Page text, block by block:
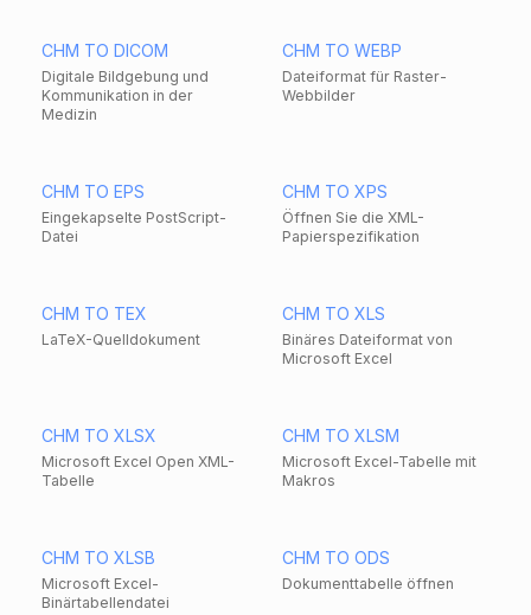
CHM TO DICOM
Digitale Bildgebung und
Kommunikation in der
Medizin
CHM TO WEBP
Dateiformat für Raster-
Webbilder
CHM TO EPS
Eingekapselte PostScript-
Datei
CHM TO XPS
Öffnen Sie die XML-
Papierspezifikation
CHM TO TEX
LaTeX-Quelldokument
CHM TO XLS
Binäres Dateiformat von
Microsoft Excel
CHM TO XLSX
Microsoft Excel Open XML-
Tabelle
CHM TO XLSM
Microsoft Excel-Tabelle mit
Makros
CHM TO XLSB
Microsoft Excel-
Binärtabellendatei
CHM TO ODS
Dokumenttabelle öffnen